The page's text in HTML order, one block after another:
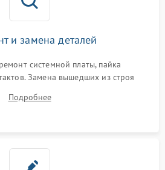
и замена деталей
системной платы, пайка
Замена вышедших из строя
аккумулятора, неисправного
воды. Восстановление шлейфов и
Подробнее